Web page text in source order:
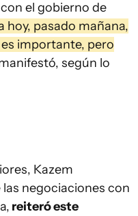
el gobierno de
hoy, pasado mañana,
importante, pero
según lo
Kazem
negociaciones con
reiteró este